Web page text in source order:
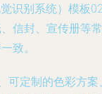
识别系统）模板
信封、宣传册等常
致。
可定制的色彩方案